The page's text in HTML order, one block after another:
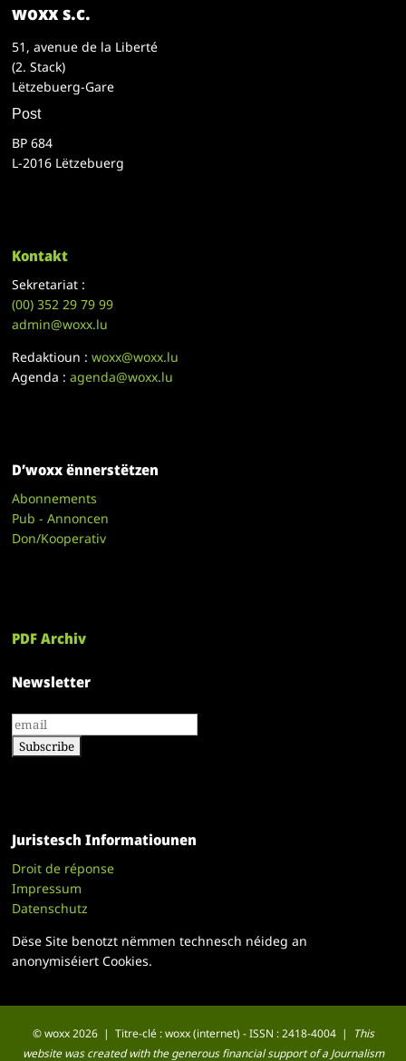
woxx s.c.
51, avenue de la Liberté
(2. Stack)
Lëtzebuerg-Gare
Post
BP 684
L-2016 Lëtzebuerg
Kontakt
Sekretariat :
(00)352 29 79 99
admin@woxx.lu
Redaktioun :woxx@woxx.lu
Agenda :agenda@woxx.lu
D’woxx ënnerstëtzen
Abonnements
Pub - Annoncen
Don/Kooperativ
PDF Archiv
Newsletter
Juristesch Informatiounen
Droit de réponse
Impressum
Datenschutz
Dëse Site benotzt nëmmen technesch néideg an
anonymiséiert Cookies.
© woxx 2026 | Titre-clé : woxx (internet) - ISSN : 2418-4004 |
This
website was created with the generous financial support of a Journalism